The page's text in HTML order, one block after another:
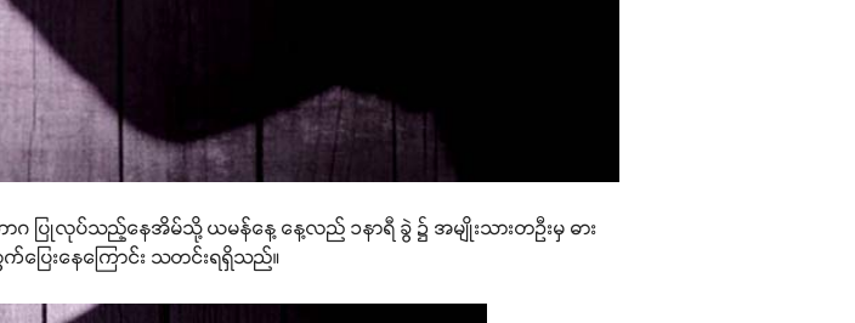
ာဂ ပြုလုပ်သည့်နေအိမ်သို့ ယမန်နေ့ နေ့လည် ၁နာရီ ခွဲ ၌ အမျိုးသားတဦးမှ ဓား
ပြေးနေကြောင်း သတင်းရရှိသည်။